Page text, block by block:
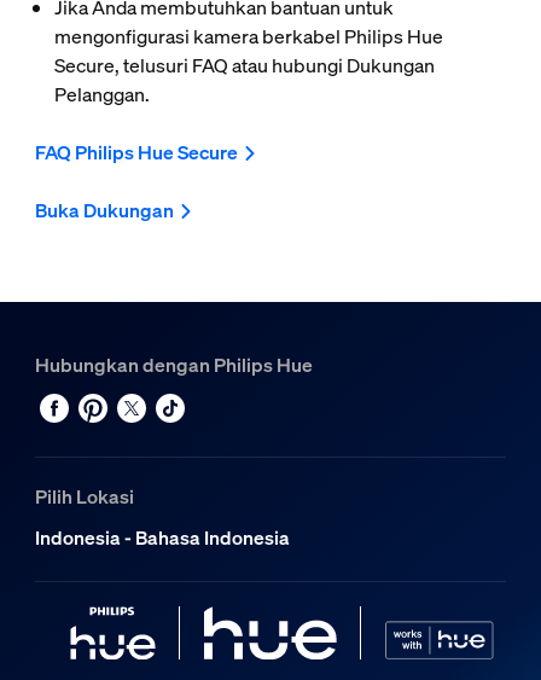
Jika Anda membutuhkan bantuan untuk
mengonfigurasi kamera berkabel Philips Hue
Secure, telusuri FAQ atau hubungi Dukungan
Pelanggan.
FAQ Philips Hue Secure
Buka Dukungan
Hubungkan dengan Philips Hue
Pilih Lokasi
Indonesia - Bahasa Indonesia